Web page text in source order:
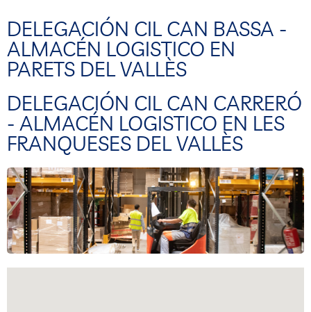
DELEGACIÓN CIL CAN BASSA -
ALMACÉN LOGISTICO EN
PARETS DEL VALLÈS
DELEGACIÓN CIL CAN CARRERÓ
- ALMACÉN LOGISTICO EN LES
FRANQUESES DEL VALLÈS
C/ Marieta 10, polígono Llevant- Parets del Vallés
08150 Barcelona.